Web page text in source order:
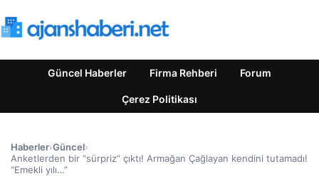
Güncel Haberler Firma Rehberi Forum
Çerez Politikası
Haberler›Güncel›
Anketlerden bir “sürpriz” çıktı! Armağan Çağlayan kendini tutamadı!
“Emekli yılı…”